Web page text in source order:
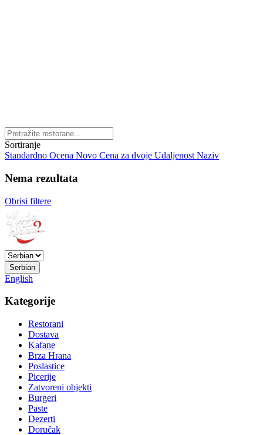
Sortiranje
Standardno Ocena Novo Cena za dvoje Udaljenost Naziv
Nema rezultata
Obrisi filtere
Serbian
English
Kategorije
Restorani
Dostava
Kafane
Brza Hrana
Poslastice
Picerije
Zatvoreni objekti
Burgeri
Paste
Dezerti
Doručak